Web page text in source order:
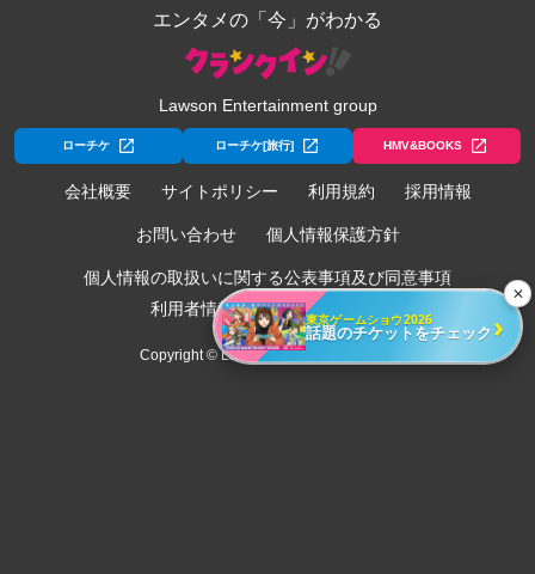
エンタメの「今」がわかる
Lawson Entertainment group
ローチケ ローチケ[旅行] HMV&BOOKS
会社概要 サイトポリシー 利用規約 採用情報
お問い合わせ 個人情報保護方針
個人情報の取扱いに関する公表事項及び同意事項
利用者情報の外部送信について
Copyright © Lawson Entertainment, Inc.
✕
東京ゲームショウ2026
話題のチケットをチェック ›